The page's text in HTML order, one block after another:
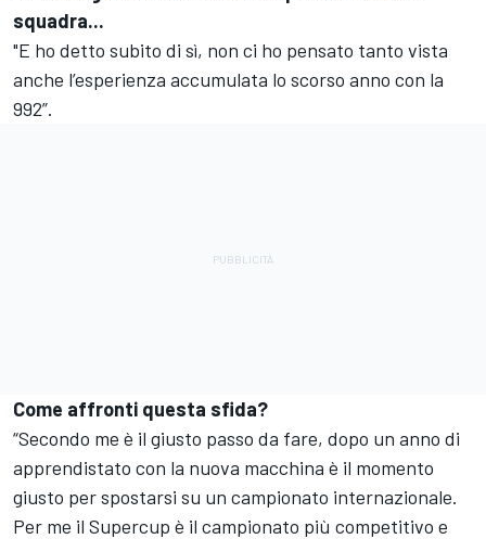
squadra...
"E ho detto subito di sì, non ci ho pensato tanto vista
anche l’esperienza accumulata lo scorso anno con la
992”.
Come affronti questa sfida?
“Secondo me è il giusto passo da fare, dopo un anno di
apprendistato con la nuova macchina è il momento
giusto per spostarsi su un campionato internazionale.
Per me il Supercup è il campionato più competitivo e